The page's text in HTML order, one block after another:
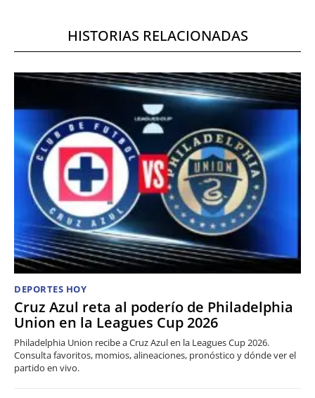
HISTORIAS RELACIONADAS
DEPORTES HOY
Cruz Azul reta al poderío de Philadelphia
Union en la Leagues Cup 2026
Philadelphia Union recibe a Cruz Azul en la Leagues Cup 2026.
Consulta favoritos, momios, alineaciones, pronóstico y dónde ver el
partido en vivo.